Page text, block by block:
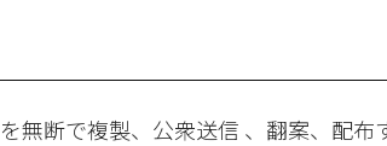
無断で複製、公衆送信 、翻案、配布